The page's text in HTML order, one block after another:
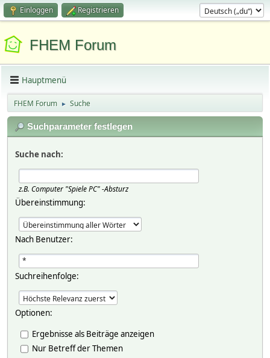
Einloggen Registrieren
FHEM Forum
Hauptmenü
FHEM Forum ► Suche
Suchparameter festlegen
Suche nach:
z.B. Computer "Spiele PC" -Absturz
Übereinstimmung:
Nach Benutzer:
Suchreihenfolge:
Optionen:
Ergebnisse als Beiträge anzeigen
Nur Betreff der Themen